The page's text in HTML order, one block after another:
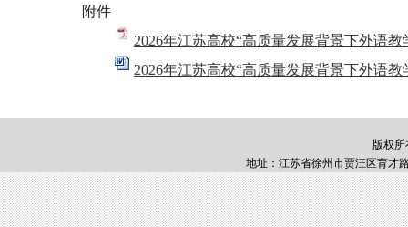
附件
2026年江苏高校“高质量发展背景下外语
2026年江苏高校“高质量发展背景下外语
版权
地址：江苏省徐州市贾汪区育才